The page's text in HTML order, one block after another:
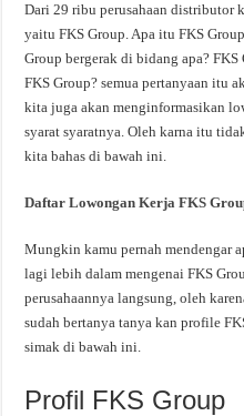
Dari 29 ribu perusahaan distributor
yaitu FKS Group. Apa itu FKS
Group bergerak di bidang apa?
FKS Group? semua pertanyaan itu
kita juga akan menginformasikan
syarat syaratnya. Oleh karna itu
kita bahas di bawah ini.
Daftar Lowongan Kerja FKS
Mungkin kamu pernah mendengar
lagi lebih dalam mengenai FKS
perusahaannya langsung, oleh
sudah bertanya tanya kan profile
simak di bawah ini.
Profil FKS Group